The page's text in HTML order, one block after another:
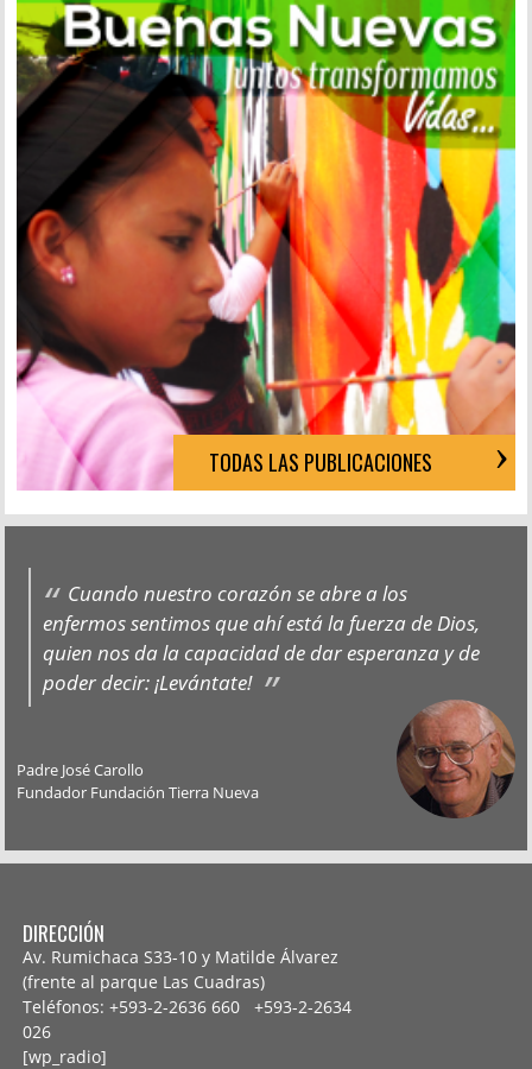
TODAS LAS PUBLICACIONES
Cuando nuestro corazón se abre a los
enfermos sentimos que ahí está la fuerza de Dios,
quien nos da la capacidad de dar esperanza y de
poder decir: ¡Levántate!
Padre José Carollo
Fundador Fundación Tierra Nueva
DIRECCIÓN
Av. Rumichaca S33-10 y Matilde Álvarez
(frente al parque Las Cuadras)
Teléfonos: +593-2-2636 660 +593-2-2634
026
[wp_radio]